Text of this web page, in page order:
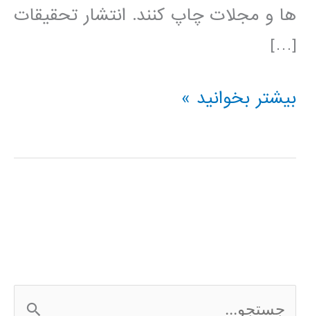
ها و مجلات چاپ کنند. انتشار تحقیقات
[…]
راهنمای
مقاله
بیشتر بخوانید »